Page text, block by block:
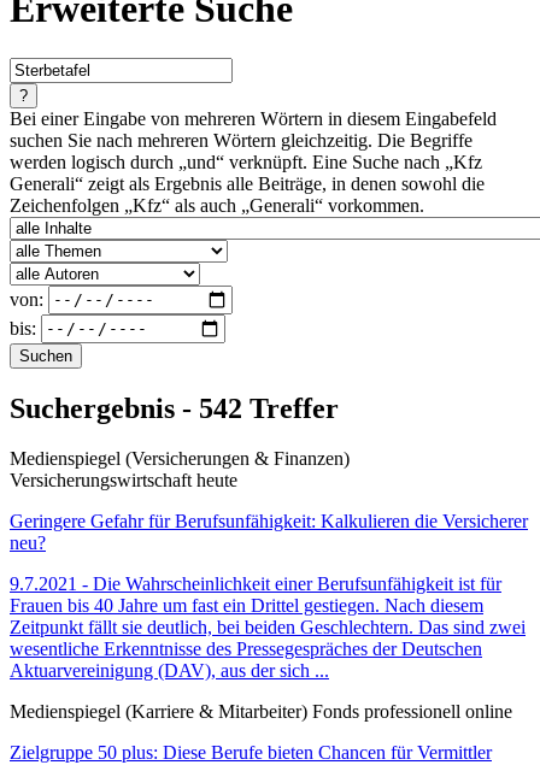
?
Bei einer Eingabe von mehreren Wörtern in diesem Eingabefeld
suchen Sie nach mehreren Wörtern gleichzeitig. Die Begriffe
werden logisch durch „und“ verknüpft. Eine Suche nach „Kfz
Generali“ zeigt als Ergebnis alle Beiträge, in denen sowohl die
Zeichenfolgen „Kfz“ als auch „Generali“ vorkommen.
von:
bis:
Suchen
Suchergebnis - 542 Treffer
Medienspiegel (Versicherungen & Finanzen)
Versicherungswirtschaft heute
Geringere Gefahr für Berufsunfähigkeit: Kalkulieren die Versicherer
neu?
9.7.2021 - Die Wahrscheinlichkeit einer Berufsunfähigkeit ist für
Frauen bis 40 Jahre um fast ein Drittel gestiegen. Nach diesem
Zeitpunkt fällt sie deutlich, bei beiden Geschlechtern. Das sind zwei
wesentliche Erkenntnisse des Pressegespräches der Deutschen
Aktuarvereinigung (DAV), aus der sich ...
Medienspiegel (Karriere & Mitarbeiter) Fonds professionell online
Zielgruppe 50 plus: Diese Berufe bieten Chancen für Vermittler